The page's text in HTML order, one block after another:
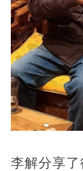
李解分享